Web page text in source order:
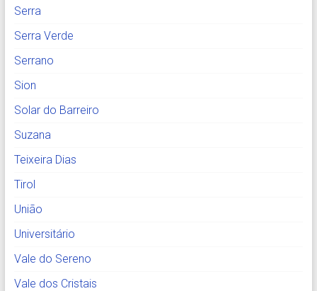
Serra
Serra Verde
Serrano
Sion
Solar do Barreiro
Suzana
Teixeira Dias
Tirol
União
Universitário
Vale do Sereno
Vale dos Cristais